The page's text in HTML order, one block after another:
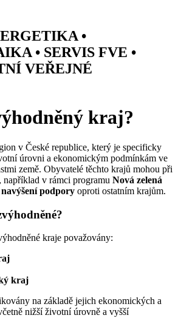
•
• SERVIS FVE •
VEŘEJNÉ
kraj?
v České republice, který je specificky
úrovni a ekonomickým podmínkám ve
země. Obyvatelé těchto krajů mohou při
například v rámci programu Nová zelená
podpory oproti ostatním krajům.
kraje považovány:
kraj
na základě jejich ekonomických a
nižší životní úrovně a vyšší